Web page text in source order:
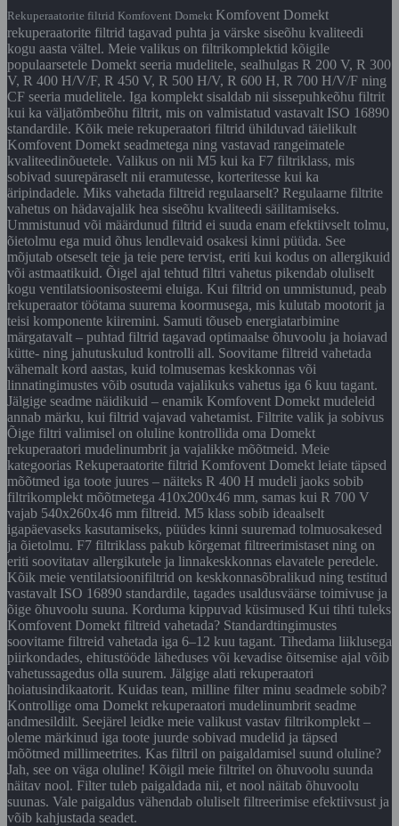
Rekuperaatorite filtrid Komfovent Domekt Komfovent Domekt
rekuperaatorite filtrid tagavad puhta ja värske siseõhu kvaliteedi
kogu aasta vältel. Meie valikus on filtrikomplektid kõigile
populaarsetele Domekt seeria mudelitele, sealhulgas R 200 V, R 300
V, R 400 H/V/F, R 450 V, R 500 H/V, R 600 H, R 700 H/V/F ning
CF seeria mudelitele. Iga komplekt sisaldab nii sissepuhkeõhu filtrit
kui ka väljatõmbeõhu filtrit, mis on valmistatud vastavalt ISO 16890
standardile. Kõik meie rekuperaatori filtrid ühilduvad täielikult
Komfovent Domekt seadmetega ning vastavad rangeimatele
kvaliteedinõuetele. Valikus on nii M5 kui ka F7 filtriklass, mis
sobivad suurepäraselt nii eramutesse, korteritesse kui ka
äripindadele. Miks vahetada filtreid regulaarselt? Regulaarne filtrite
vahetus on hädavajalik hea siseõhu kvaliteedi säilitamiseks.
Ummistunud või määrdunud filtrid ei suuda enam efektiivselt tolmu,
õietolmu ega muid õhus lendlevaid osakesi kinni püüda. See
mõjutab otseselt teie ja teie pere tervist, eriti kui kodus on allergikuid
või astmaatikuid. Õigel ajal tehtud filtri vahetus pikendab oluliselt
kogu ventilatsioonisosteemi eluiga. Kui filtrid on ummistunud, peab
rekuperaator töötama suurema koormusega, mis kulutab mootorit ja
teisi komponente kiiremini. Samuti tõuseb energiatarbimine
märgatavalt – puhtad filtrid tagavad optimaalse õhuvoolu ja hoiavad
kütte- ning jahutuskulud kontrolli all. Soovitame filtreid vahetada
vähemalt kord aastas, kuid tolmusemas keskkonnas või
linnatingimustes võib osutuda vajalikuks vahetus iga 6 kuu tagant.
Jälgige seadme näidikuid – enamik Komfovent Domekt mudeleid
annab märku, kui filtrid vajavad vahetamist. Filtrite valik ja sobivus
Õige filtri valimisel on oluline kontrollida oma Domekt
rekuperaatori mudelinumbrit ja vajalikke mõõtmeid. Meie
kategoorias Rekuperaatorite filtrid Komfovent Domekt leiate täpsed
mõõtmed iga toote juures – näiteks R 400 H mudeli jaoks sobib
filtrikomplekt mõõtmetega 410x200x46 mm, samas kui R 700 V
vajab 540x260x46 mm filtreid. M5 klass sobib ideaalselt
igapäevaseks kasutamiseks, püüdes kinni suuremad tolmuosakesed
ja õietolmu. F7 filtriklass pakub kõrgemat filtreerimistaset ning on
eriti soovitatav allergikutele ja linnakeskkonnas elavatele peredele.
Kõik meie ventilatsioonifiltrid on keskkonnasõbralikud ning testitud
vastavalt ISO 16890 standardile, tagades usaldusväärse toimivuse ja
õige õhuvoolu suuna. Korduma kippuvad küsimused Kui tihti tuleks
Komfovent Domekt filtreid vahetada? Standardtingimustes
soovitame filtreid vahetada iga 6–12 kuu tagant. Tihedama liiklusega
piirkondades, ehitustööde läheduses või kevadise õitsemise ajal võib
vahetussagedus olla suurem. Jälgige alati rekuperaatori
hoiatusindikaatorit. Kuidas tean, milline filter minu seadmele sobib?
Kontrollige oma Domekt rekuperaatori mudelinumbrit seadme
andmesildilt. Seejärel leidke meie valikust vastav filtrikomplekt –
oleme märkinud iga toote juurde sobivad mudelid ja täpsed
mõõtmed millimeetrites. Kas filtril on paigaldamisel suund oluline?
Jah, see on väga oluline! Kõigil meie filtritel on õhuvoolu suunda
näitav nool. Filter tuleb paigaldada nii, et nool näitab õhuvoolu
suunas. Vale paigaldus vähendab oluliselt filtreerimise efektiivsust ja
võib kahjustada seadet.